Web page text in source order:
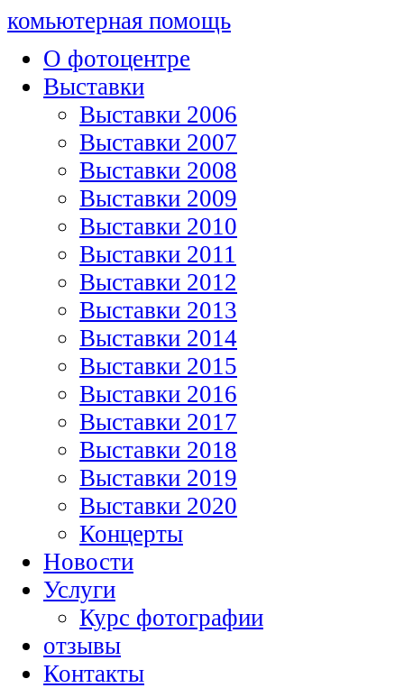
комьютерная помощь
О фотоцентре
Выставки
Выставки 2006
Выставки 2007
Выставки 2008
Выставки 2009
Выставки 2010
Выставки 2011
Выставки 2012
Выставки 2013
Выставки 2014
Выставки 2015
Выставки 2016
Выставки 2017
Выставки 2018
Выставки 2019
Выставки 2020
Концерты
Новости
Услуги
Курс фотографии
отзывы
Контакты